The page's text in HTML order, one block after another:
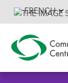
FRENCH